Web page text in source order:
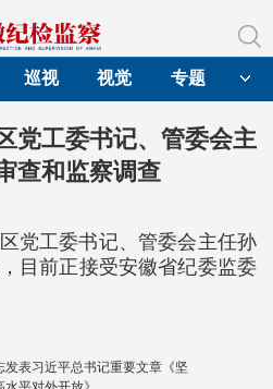
巡视 视觉 专题
党工委书记、管委会主
查和监察调查
党工委书记、管委会主任孙
目前正接受安徽省纪委监委
发表习近平总书记重要文章《坚